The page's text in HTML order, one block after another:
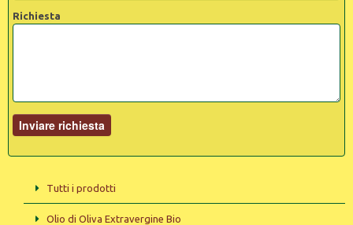
Richiesta
Tutti i prodotti
Olio di Oliva Extravergine Bio